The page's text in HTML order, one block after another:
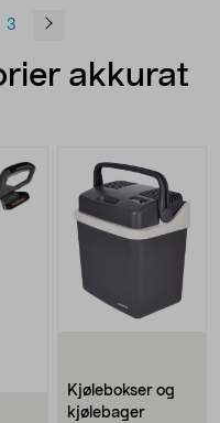
3
akkurat
Kjølebokser og
kjølebager